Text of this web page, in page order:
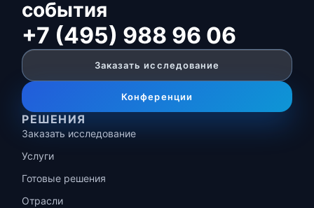
события
+7 (495) 988 96 06
Заказать исследование
Конференции
РЕШЕНИЯ
Заказать исследование
Услуги
Готовые решения
Отрасли